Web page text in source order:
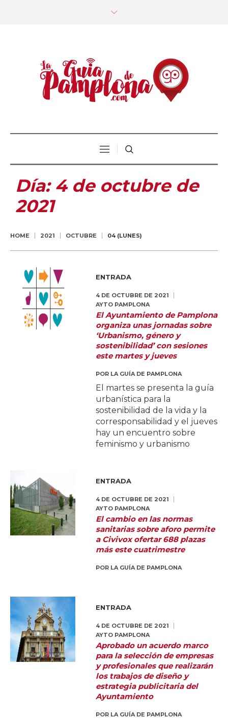
Día: 4 de octubre de
2021
HOME 2021 OCTUBRE 04 (LUNES)
ENTRADA
4 DE OCTUBRE DE 2021
AYTO PAMPLONA
El Ayuntamiento de Pamplona
organiza unas jornadas sobre
‘Urbanismo, género y
sostenibilidad’ con sesiones
este martes y jueves
POR LA GUÍA DE PAMPLONA
El martes se presenta la guía
urbanística para la
sostenibilidad de la vida y la
corresponsabilidad y el jueves
hay un encuentro sobre
feminismo y urbanismo
ENTRADA
4 DE OCTUBRE DE 2021
AYTO PAMPLONA
El cambio en las normas
sanitarias sobre aforo permite
a Civivox ofertar 688 plazas
más este cuatrimestre
POR LA GUÍA DE PAMPLONA
ENTRADA
4 DE OCTUBRE DE 2021
AYTO PAMPLONA
Aprobado un acuerdo marco
para la selección de empresas
y profesionales que realizarán
los trabajos de diseño y
estrategia publicitaria del
Ayuntamiento
POR LA GUÍA DE PAMPLONA